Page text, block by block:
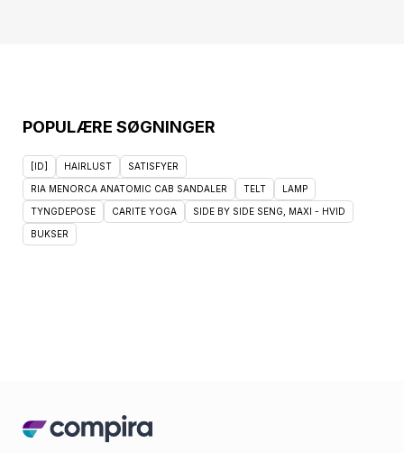
POPULÆRE SØGNINGER
[ID] HAIRLUST SATISFYER
RIA MENORCA ANATOMIC CAB SANDALER TELT LAMP
TYNGDEPOSE CARITE YOGA SIDE BY SIDE SENG, MAXI - HVID
BUKSER